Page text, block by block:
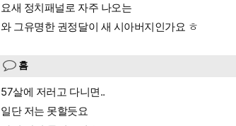
요새 정치패널로 자주 나오는
와 그유명한 권정달이 새 시아버지인가요 ㅎ
흠
57살에 저러고 다니면..
일단 저는 못할듯요